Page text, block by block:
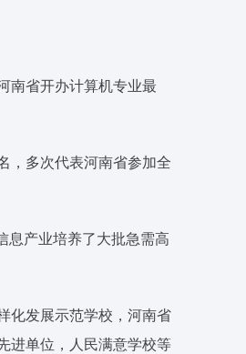
南省开办计算机专业最
，多次代表河南省参加全
息产业培养了大批急需高
化发展示范学校，河南省
进单位，人民满意学校等